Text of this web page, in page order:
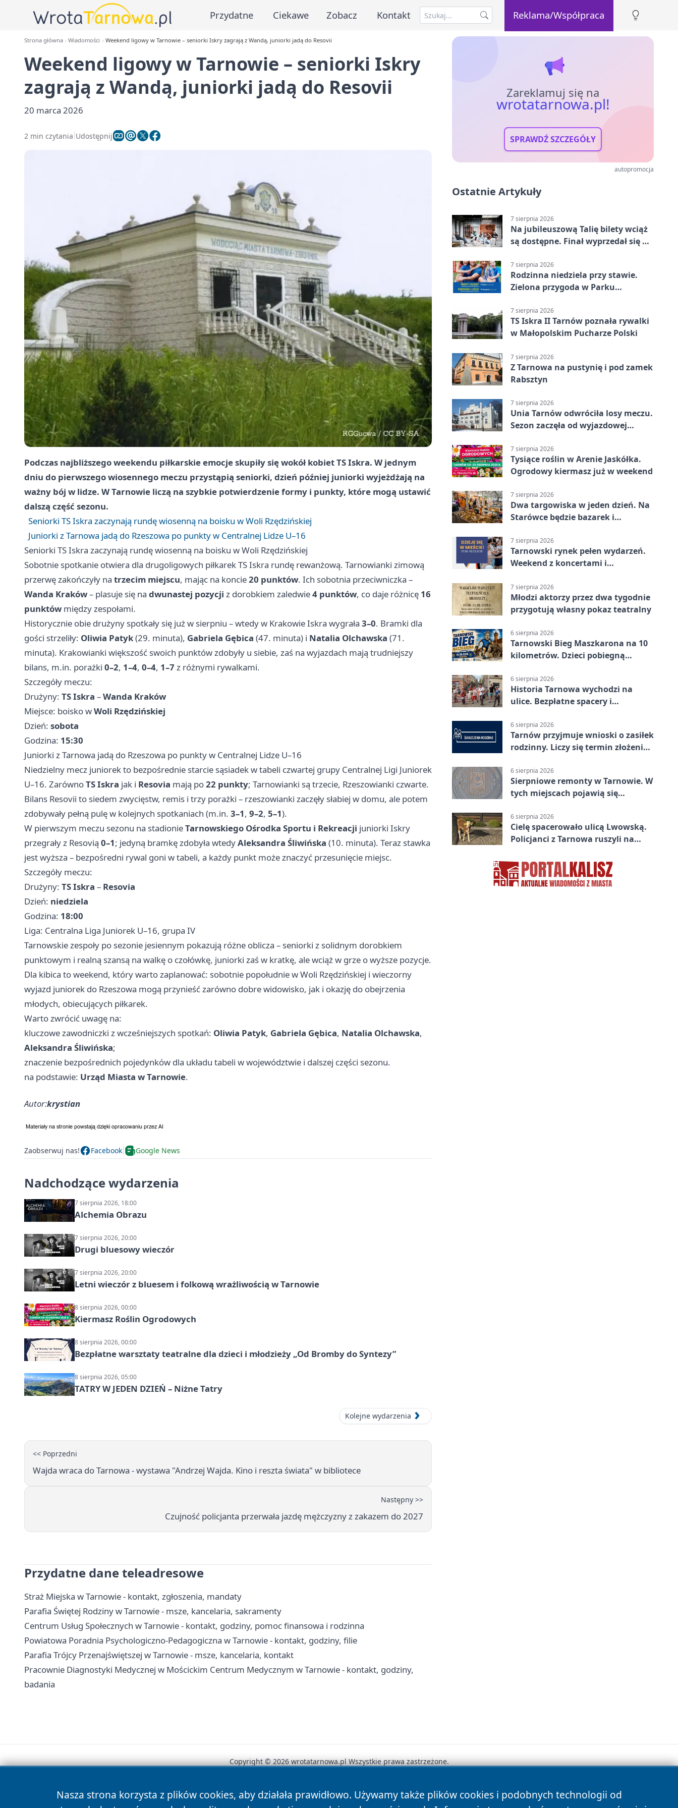
Przydatne Ciekawe Zobacz Kontakt Reklama/Współpraca
Strona główna Wiadomości Weekend ligowy w Tarnowie – seniorki Iskry zagrają z Wandą, juniorki jadą do Resovii
Weekend ligowy w Tarnowie – seniorki Iskry
zagrają z Wandą, juniorki jadą do Resovii
20 marca 2026
2 min czytania Udostępnij
Podczas najbliższego weekendu piłkarskie emocje skupiły się wokół kobiet TS Iskra. W jednym
dniu do pierwszego wiosennego meczu przystąpią seniorki, dzień później juniorki wyjeżdżają na
ważny bój w lidze. W Tarnowie liczą na szybkie potwierdzenie formy i punkty, które mogą ustawić
dalszą część sezonu.
Seniorki TS Iskra zaczynają rundę wiosenną na boisku w Woli Rzędzińskiej
Juniorki z Tarnowa jadą do Rzeszowa po punkty w Centralnej Lidze U–16
Seniorki TS Iskra zaczynają rundę wiosenną na boisku w Woli Rzędzińskiej
Sobotnie spotkanie otwiera dla drugoligowych piłkarek TS Iskra rundę rewanżową. Tarnowianki zimową
przerwę zakończyły na trzecim miejscu, mając na koncie20 punktów. Ich sobotnia przeciwniczka –
Wanda Kraków– plasuje się na dwunastej pozycji z dorobkiem zaledwie4 punktów, co daje różnicę 16
punktów między zespołami.
Historycznie obie drużyny spotkały się już w sierpniu – wtedy w KrakowieIskra wygrała 3–0. Bramki dla
gości strzeliły: Oliwia Patyk(29. minuta), Gabriela Gębica (47. minuta) i Natalia Olchawska (71.
minuta). Krakowianki większość swoich punktów zdobyły u siebie, zaś na wyjazdach mają trudniejszy
bilans, m.in. porażki 0–2, 1–4, 0–4, 1–7 z różnymi rywalkami.
Szczegóły meczu:
Drużyny: TS Iskra –Wanda Kraków
Miejsce: boisko wWoli Rzędzińskiej
Dzień: sobota
Godzina: 15:30
Juniorki z Tarnowa jadą do Rzeszowa po punkty w Centralnej Lidze U–16
Niedzielny mecz juniorek to bezpośrednie starcie sąsiadek w tabeli czwartej grupy Centralnej Ligi Juniorek
U–16. ZarównoTS Iskra jak i Resovia mają po22 punkty; Tarnowianki są trzecie, Rzeszowianki czwarte.
Bilans Resovii to siedem zwycięstw, remis i trzy porażki – rzeszowianki zaczęły słabiej w domu, ale potem
zdobywały pełną pulę w kolejnych spotkaniach (m.in. 3–1, 9–2, 5–1).
W pierwszym meczu sezonu na stadionieTarnowskiego Ośrodka Sportu i Rekreacji juniorki Iskry
przegrały z Resovią 0–1; jedyną bramkę zdobyła wtedyAleksandra Śliwińska (10. minuta). Teraz stawka
jest wyższa – bezpośredni rywal goni w tabeli, a każdy punkt może znaczyć przesunięcie miejsc.
Szczegóły meczu:
Drużyny: TS Iskra – Resovia
Dzień: niedziela
Godzina: 18:00
Liga: Centralna Liga Juniorek U–16, grupa IV
Tarnowskie zespoły po sezonie jesiennym pokazują różne oblicza – seniorki z solidnym dorobkiem
punktowym i realną szansą na walkę o czołówkę, juniorki zaś w kratkę, ale wciąż w grze o wyższe pozycje.
Dla kibica to weekend, który warto zaplanować: sobotnie popołudnie w Woli Rzędzińskiej i wieczorny
wyjazd juniorek do Rzeszowa mogą przynieść zarówno dobre widowisko, jak i okazję do obejrzenia
młodych, obiecujących piłkarek.
Warto zwrócić uwagę na:
kluczowe zawodniczki z wcześniejszych spotkań: Oliwia Patyk, Gabriela Gębica, Natalia Olchawska,
Aleksandra Śliwińska;
znaczenie bezpośrednich pojedynków dla układu tabeli w województwie i dalszej części sezonu.
na podstawie: Urząd Miasta w Tarnowie.
Autor:krystian
Zaobserwuj nas! Facebook Google News
Nadchodzące wydarzenia
7 sierpnia 2026, 18:00
Alchemia Obrazu
7 sierpnia 2026, 20:00
Drugi bluesowy wieczór
7 sierpnia 2026, 20:00
Letni wieczór z bluesem i folkową wrażliwością w Tarnowie
8 sierpnia 2026, 00:00
Kiermasz Roślin Ogrodowych
8 sierpnia 2026, 00:00
Bezpłatne warsztaty teatralne dla dzieci i młodzieży „Od Bromby do Syntezy”
8 sierpnia 2026, 05:00
TATRY W JEDEN DZIEŃ – Niżne Tatry
Kolejne wydarzenia
<< Poprzedni
Wajda wraca do Tarnowa - wystawa "Andrzej Wajda. Kino i reszta świata" w bibliotece
Następny >>
Czujność policjanta przerwała jazdę mężczyzny z zakazem do 2027
Przydatne dane teleadresowe
Straż Miejska w Tarnowie - kontakt, zgłoszenia, mandaty
Parafia Świętej Rodziny w Tarnowie - msze, kancelaria, sakramenty
Centrum Usług Społecznych w Tarnowie - kontakt, godziny, pomoc finansowa i rodzinna
Powiatowa Poradnia Psychologiczno-Pedagogiczna w Tarnowie - kontakt, godziny, filie
Parafia Trójcy Przenajświętszej w Tarnowie - msze, kancelaria, kontakt
Pracownie Diagnostyki Medycznej w Mościckim Centrum Medycznym w Tarnowie - kontakt, godziny,
badania
Zareklamuj się na
wrotatarnowa.pl!
SPRAWDŹ SZCZEGÓŁY
autopromocja
Ostatnie Artykuły
7 sierpnia 2026
Na jubileuszową Talię bilety wciąż
są dostępne. Finał wyprzedał się w
7 sierpnia 2026
Rodzinna niedziela przy stawie.
Zielona przygoda w Parku
7 sierpnia 2026
TS Iskra II Tarnów poznała rywalki
w Małopolskim Pucharze Polski
7 sierpnia 2026
Z Tarnowa na pustynię i pod zamek
Rabsztyn
7 sierpnia 2026
Unia Tarnów odwróciła losy meczu.
Sezon zaczęła od wyjazdowej
7 sierpnia 2026
Tysiące roślin w Arenie Jaskółka.
Ogrodowy kiermasz już w weekend
7 sierpnia 2026
Dwa targowiska w jeden dzień. Na
Starówce będzie bazarek i
7 sierpnia 2026
Tarnowski rynek pełen wydarzeń.
Weekend z koncertami i
7 sierpnia 2026
Młodzi aktorzy przez dwa tygodnie
przygotują własny pokaz teatralny
6 sierpnia 2026
Tarnowski Bieg Maszkarona na 10
kilometrów. Dzieci pobiegną
6 sierpnia 2026
Historia Tarnowa wychodzi na
ulice. Bezpłatne spacery i
6 sierpnia 2026
Tarnów przyjmuje wnioski o zasiłek
rodzinny. Liczy się termin złożenia
6 sierpnia 2026
Sierpniowe remonty w Tarnowie. W
tych miejscach pojawią się
6 sierpnia 2026
Cielę spacerowało ulicą Lwowską.
Policjanci z Tarnowa ruszyli na
Nasza strona korzysta z plików cookies, aby działała prawidłowo. Używamy także plików cookies i podobnych technologii od
Copyright © 2026 wrotatarnowa.pl Wszystkie prawa zastrzeżone.
News Autorzy Polityka Prywatności Polityka Cookies